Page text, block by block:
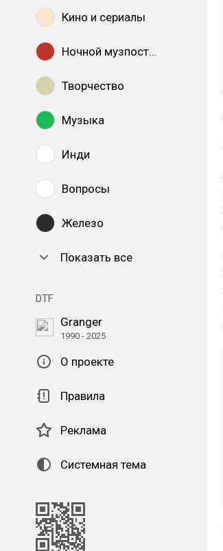
Кино и сериалы
Ночной музпостинг
Творчество
Музыка
Инди
Вопросы
Железо
Показать все
DTF
Granger
1990 - 2025
О проекте
Правила
Реклама
Системная тема